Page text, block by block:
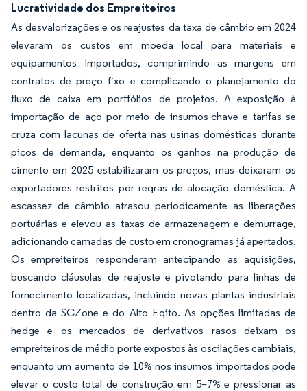
Lucratividade dos Empreiteiros
As desvalorizações e os reajustes da taxa de câmbio em 2024
elevaram os custos em moeda local para materiais e
equipamentos importados, comprimindo as margens em
contratos de preço fixo e complicando o planejamento do
fluxo de caixa em portfólios de projetos. A exposição à
importação de aço por meio de insumos-chave e tarifas se
cruza com lacunas de oferta nas usinas domésticas durante
picos de demanda, enquanto os ganhos na produção de
cimento em 2025 estabilizaram os preços, mas deixaram os
exportadores restritos por regras de alocação doméstica. A
escassez de câmbio atrasou periodicamente as liberações
portuárias e elevou as taxas de armazenagem e demurrage,
adicionando camadas de custo em cronogramas já apertados.
Os empreiteiros responderam antecipando as aquisições,
buscando cláusulas de reajuste e pivotando para linhas de
fornecimento localizadas, incluindo novas plantas industriais
dentro da SCZone e do Alto Egito. As opções limitadas de
hedge e os mercados de derivativos rasos deixam os
empreiteiros de médio porte expostos às oscilações cambiais,
enquanto um aumento de 10% nos insumos importados pode
elevar o custo total de construção em 5–7% e pressionar as